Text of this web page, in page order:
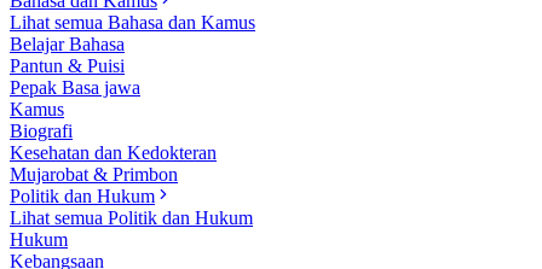
Lihat semua Bahasa dan Kamus
Belajar Bahasa
Pantun & Puisi
Pepak Basa jawa
Kamus
Biografi
Kesehatan dan Kedokteran
Mujarobat & Primbon
Politik dan Hukum
Lihat semua Politik dan Hukum
Hukum
Kebangsaan